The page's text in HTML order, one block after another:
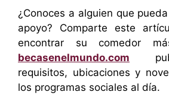
¿Conoces a alguien que
apoyo? Comparte este
encontrar su comedor
becasenelmundo.com
requisitos, ubicaciones y
los programas sociales al día.